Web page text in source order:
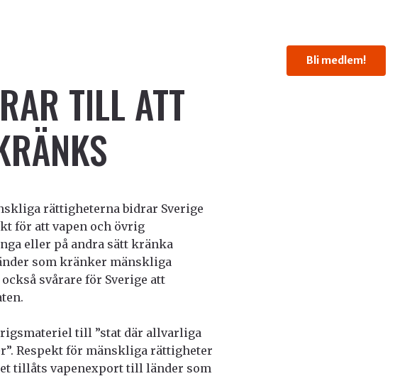
Bli medlem!
TILL ATT
rättigheterna bidrar Sverige
för att vapen och övrig
eller på andra sätt kränka
som kränker mänskliga
svårare för Sverige att
till ”stat där allvarliga
Respekt för mänskliga rättigheter
tillåts vapenexport till länder som